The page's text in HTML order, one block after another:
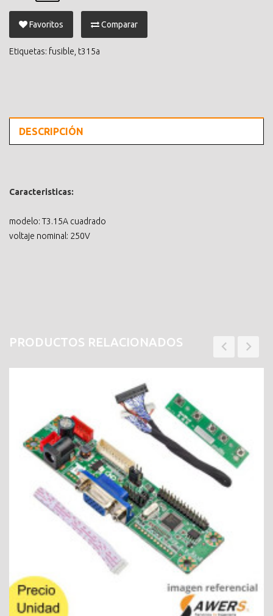
Favoritos Comparar
Etiquetas: fusible t315a
DESCRIPCIÓN
Caracteristicas:
modelo: T3.15A cuadrado
voltaje nominal: 250V
PRODUCTOS RELACIONADOS